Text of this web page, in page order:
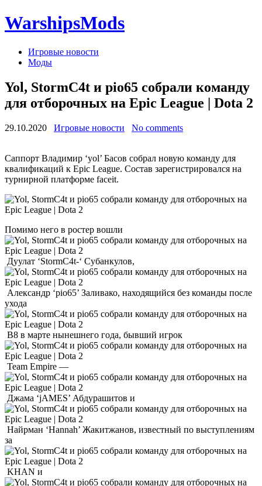
WarshipsMods
Игровые новости
Моды
Yol, StormC4t и pio65 собрали команду
для отборочных на Epic League | Dota 2
29.10.2020 Игровые новости No comments
Саппорт Владимир ‘yol’ Басов собрал новую команду для
квалификаций к Epic League. Состав зарегистрировался на
турнирной платформе faceit.
Помимо него в ростер вошли
Дуулат ‘StormC4t-‘ Субанкулов,
Александр ‘pio65’ Заливако, находящийся без команды после
ухода
B8 в марте нынешнего года, бывший игрок
Team Empire —
Джама ‘jAMES’ Абдурашитов и
Найрман ‘Hannah’ Жакитжанов, известный по выступлениям
за
KHAN и